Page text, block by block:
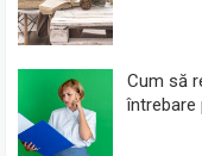
Cum să
întrebare